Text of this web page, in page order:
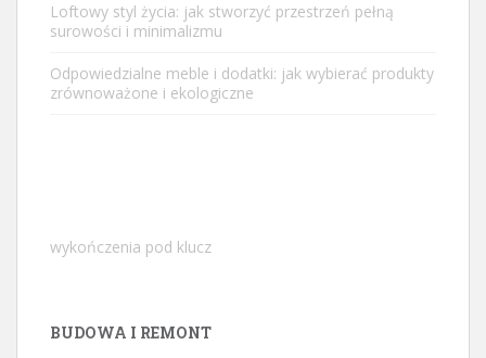
Loftowy styl życia: jak stworzyć przestrzeń pełną
surowości i minimalizmu
Odpowiedzialne meble i dodatki: jak wybierać produkty
zrównoważone i ekologiczne
wykończenia pod klucz
BUDOWA I REMONT